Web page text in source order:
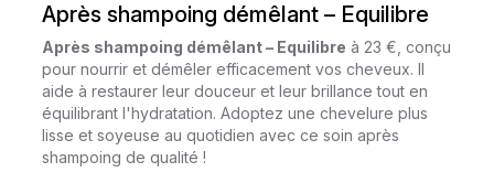
Après shampoing démêlant – Equilibre
Après shampoing démêlant – Equilibre à 23 €, conçu
pour nourrir et démêler efficacement vos cheveux. Il
aide à restaurer leur douceur et leur brillance tout en
équilibrant l'hydratation. Adoptez une chevelure plus
lisse et soyeuse au quotidien avec ce soin après
shampoing de qualité !